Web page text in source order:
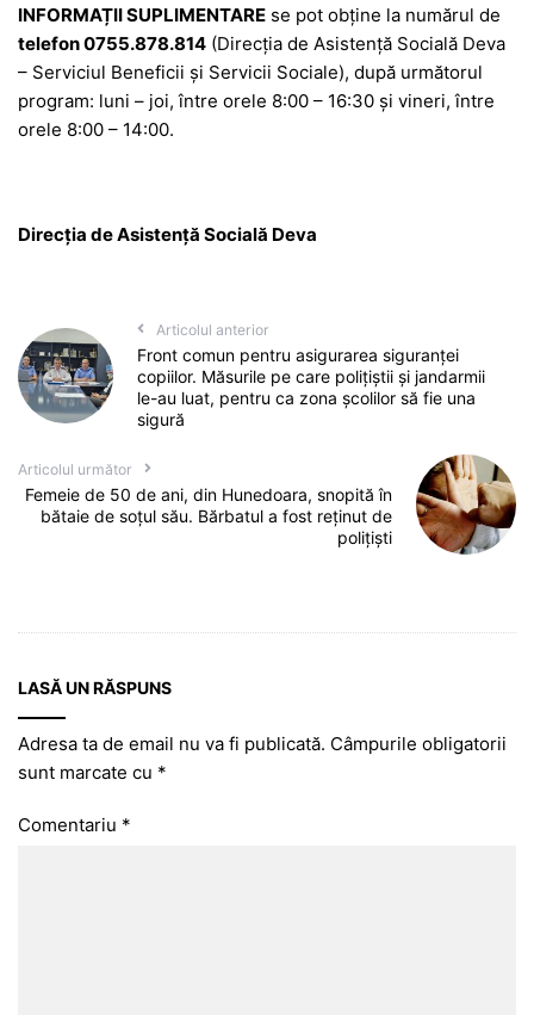
INFORMAȚII SUPLIMENTARE se pot obține la numărul de
telefon 0755.878.814 (Direcția de Asistență Socială Deva
– Serviciul Beneficii și Servicii Sociale), după următorul
program: luni – joi, între orele 8:00 – 16:30 și vineri, între
orele 8:00 – 14:00.
Direcția de Asistență Socială Deva
Articolul anterior
Front comun pentru asigurarea siguranței
copiilor. Măsurile pe care polițiștii și jandarmii
le-au luat, pentru ca zona școlilor să fie una
sigură
Articolul următor
Femeie de 50 de ani, din Hunedoara, snopită în
bătaie de soțul său. Bărbatul a fost reținut de
polițiști
LASĂ UN RĂSPUNS
Adresa ta de email nu va fi publicată. Câmpurile obligatorii
sunt marcate cu *
Comentariu *